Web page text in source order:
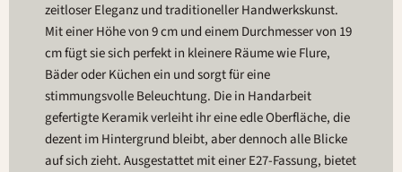
zeitloser Eleganz und traditioneller Handwerkskunst.
Mit einer Höhe von 9 cm und einem Durchmesser von 19
cm fügt sie sich perfekt in kleinere Räume wie Flure,
Bäder oder Küchen ein und sorgt für eine
stimmungsvolle Beleuchtung. Die in Handarbeit
gefertigte Keramik verleiht ihr eine edle Oberfläche, die
dezent im Hintergrund bleibt, aber dennoch alle Blicke
auf sich zieht. Ausgestattet mit einer E27-Fassung, bietet